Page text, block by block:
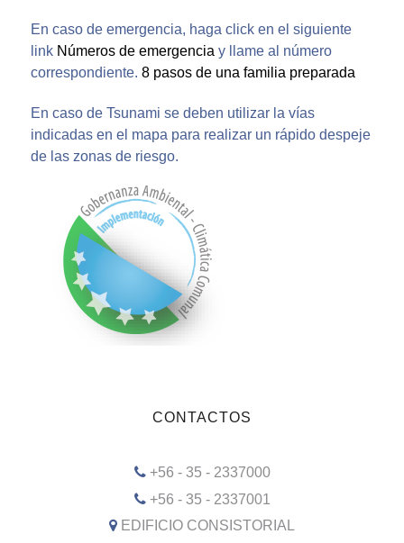
En caso de emergencia, haga click en el siguiente
link Números de emergencia y llame al número
correspondiente. 8 pasos de una familia preparada
En caso de Tsunami se deben utilizar la vías
indicadas en el mapa para realizar un rápido despeje
de las zonas de riesgo.
CONTACTOS
+56 - 35 - 2337000
+56 - 35 - 2337001
EDIFICIO CONSISTORIAL